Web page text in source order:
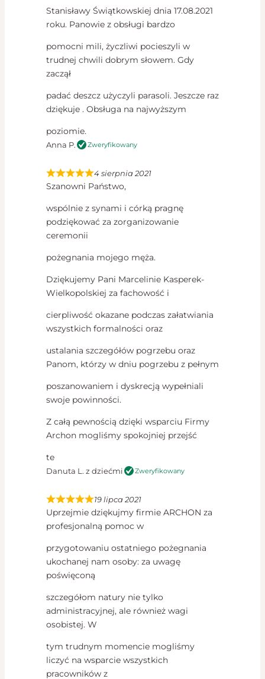
Stanisławy Świątkowskiej dnia 17.08.2021
roku. Panowie z obsługi bardzo
pomocni mili, życzliwi pocieszyli w
trudnej chwili dobrym słowem. Gdy
zaczął
padać deszcz użyczyli parasoli. Jeszcze raz
dziękuje . Obsługa na najwyższym
poziomie.
Anna P. Zweryfikowany
4 sierpnia 2021
Szanowni Państwo,
wspólnie z synami i córką pragnę
podziękować za zorganizowanie
ceremonii
pożegnania mojego męża.
Dziękujemy Pani Marcelinie Kasperek-
Wielkopolskiej za fachowość i
cierpliwość okazane podczas załatwiania
wszystkich formalności oraz
ustalania szczegółów pogrzebu oraz
Panom, którzy w dniu pogrzebu z pełnym
poszanowaniem i dyskrecją wypełniali
swoje powinności.
Z całą pewnością dzięki wsparciu Firmy
Archon mogliśmy spokojniej przejść
te
Danuta L. z dziećmi Zweryfikowany
19 lipca 2021
Uprzejmie dziękujmy firmie ARCHON za
profesjonalną pomoc w
przygotowaniu ostatniego pożegnania
ukochanej nam osoby: za uwagę
poświęconą
szczegółom natury nie tylko
administracyjnej, ale również wagi
osobistej. W
tym trudnym momencie mogliśmy
liczyć na wsparcie wszystkich
pracowników z